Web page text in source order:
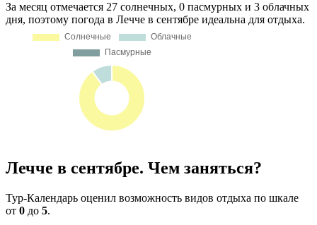
За месяц отмечается 27 солнечных, 0 пасмурных и 3 облачных
дня, поэтому погода в Лечче в сентябре идеальна для отдыха.
Лечче в сентябре. Чем заняться?
Тур-Календарь оценил возможность видов отдыха по шкале
от 0 до 5.